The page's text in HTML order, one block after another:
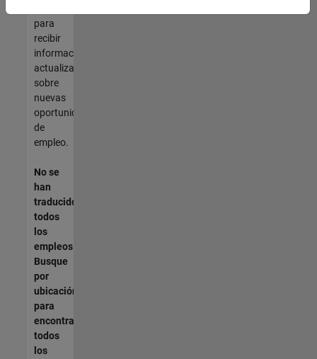
para
recibir
información
actualizada
sobre
nuevas
oportunidades
de
empleo.
No se
han
traducido
todos
los
empleos.
Busque
por
ubicación
para
encontrar
todos
los